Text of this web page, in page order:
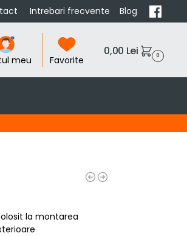
Intrebari frecvente Blog
meu Favorite
0,00 Lei 0
la montarea